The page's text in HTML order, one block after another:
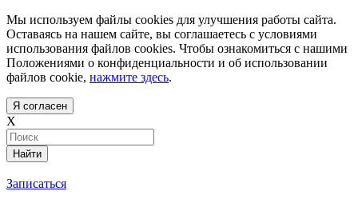
Мы используем файлы cookies для улучшения работы сайта.
Оставаясь на нашем сайте, вы соглашаетесь с условиями
использования файлов cookies. Чтобы ознакомиться с нашими
Положениями о конфиденциальности и об использовании
файлов cookie, нажмите здесь.
Я согласен
X
Найти
Записаться